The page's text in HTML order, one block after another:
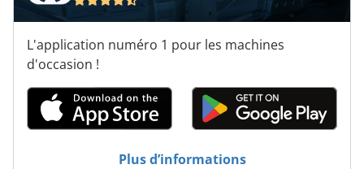
L'application numéro 1 pour les machines
d'occasion !
Plus d’informations